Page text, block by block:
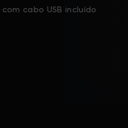
cabo USB incluído